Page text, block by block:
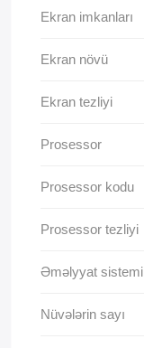
Ekran imkanları
Ekran növü
Ekran tezliyi
Prosessor
Prosessor kodu
Prosessor tezliyi
Əməlyyat sistemi
Nüvələrin sayı